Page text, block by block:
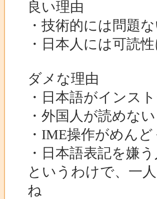
良い理由
・技術的には問題
・日本人には可読
ダメな理由
・日本語がインス
・外国人が読めない
・IME操作がめん
・日本語表記を嫌
というわけで、一
ね